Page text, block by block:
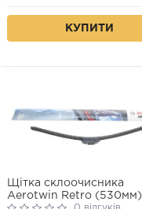
КУПИТИ
Щітка склоочисника
Aerotwin Retro (530мм)